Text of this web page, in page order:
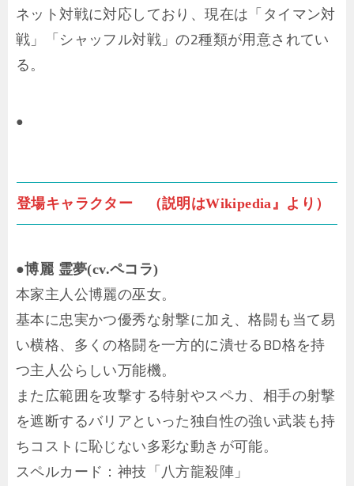
ネット対戦に対応しており、現在は「タイマン対
戦」「シャッフル対戦」の2種類が用意されてい
る。
●
登場キャラクター （説明はWikipedia』より）
●博麗 霊夢(cv.ペコラ)
本家主人公博麗の巫女。
基本に忠実かつ優秀な射撃に加え、格闘も当て易
い横格、多くの格闘を一方的に潰せるBD格を持
つ主人公らしい万能機。
また広範囲を攻撃する特射やスペカ、相手の射撃
を遮断するバリアといった独自性の強い武装も持
ちコストに恥じない多彩な動きが可能。
スペルカード：神技「八方龍殺陣」